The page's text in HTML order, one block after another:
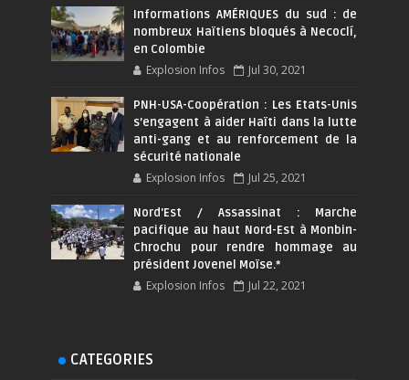
Informations AMÉRIQUES du sud : de
nombreux Haïtiens bloqués à Necoclí,
en Colombie
Explosion Infos Jul 30, 2021
PNH-USA-Coopération : Les Etats-Unis
s’engagent à aider Haïti dans la lutte
anti-gang et au renforcement de la
sécurité nationale
Explosion Infos Jul 25, 2021
Nord'Est / Assassinat : Marche
pacifique au haut Nord-Est à Monbin-
Chrochu pour rendre hommage au
président Jovenel Moïse.*
Explosion Infos Jul 22, 2021
CATEGORIES